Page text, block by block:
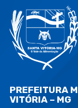
PREFEITURA
VITÓRIA – MG